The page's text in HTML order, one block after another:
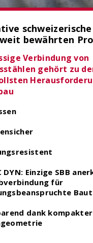
bewährten
Verbindung von
gehört zu
DYN: Einzige SBB
für
dank kompakter